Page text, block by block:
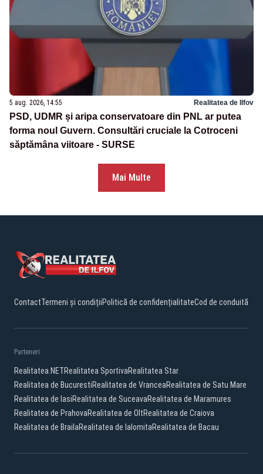
5 aug. 2026, 14:55 Realitatea de Ilfov
PSD, UDMR și aripa conservatoare din PNL ar putea
forma noul Guvern. Consultări cruciale la Cotroceni
săptămâna viitoare - SURSE
Mai Multe
ContactTermeni și condițiiPolitică de confidențialitateCod de conduită
Parteneri:
Realitatea.NETRealitatea SportivaRealitatea Star
Realitatea de BucurestiRealitatea de VranceaRealitatea de Satu Mare
Realitatea de IasiRealitatea de SuceavaRealitatea de Maramures
Realitatea de PrahovaRealitatea de OltRealitatea de Craiova
Realitatea de BrailaRealitatea de IalomitaRealitatea de Bacau